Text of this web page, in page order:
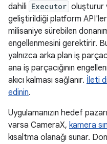
dahili Executor oluşturur
geliştirildiği platform
milisaniye sürebilen
engellenmesini gerektirir.
yalnızca arka plan iş
ana iş parçacığının
akıcı kalması sağlanır. İleti
edinin.
Uygulamanızın hedef
varsa CameraX, kamera
kısaltma olanağı sunar.